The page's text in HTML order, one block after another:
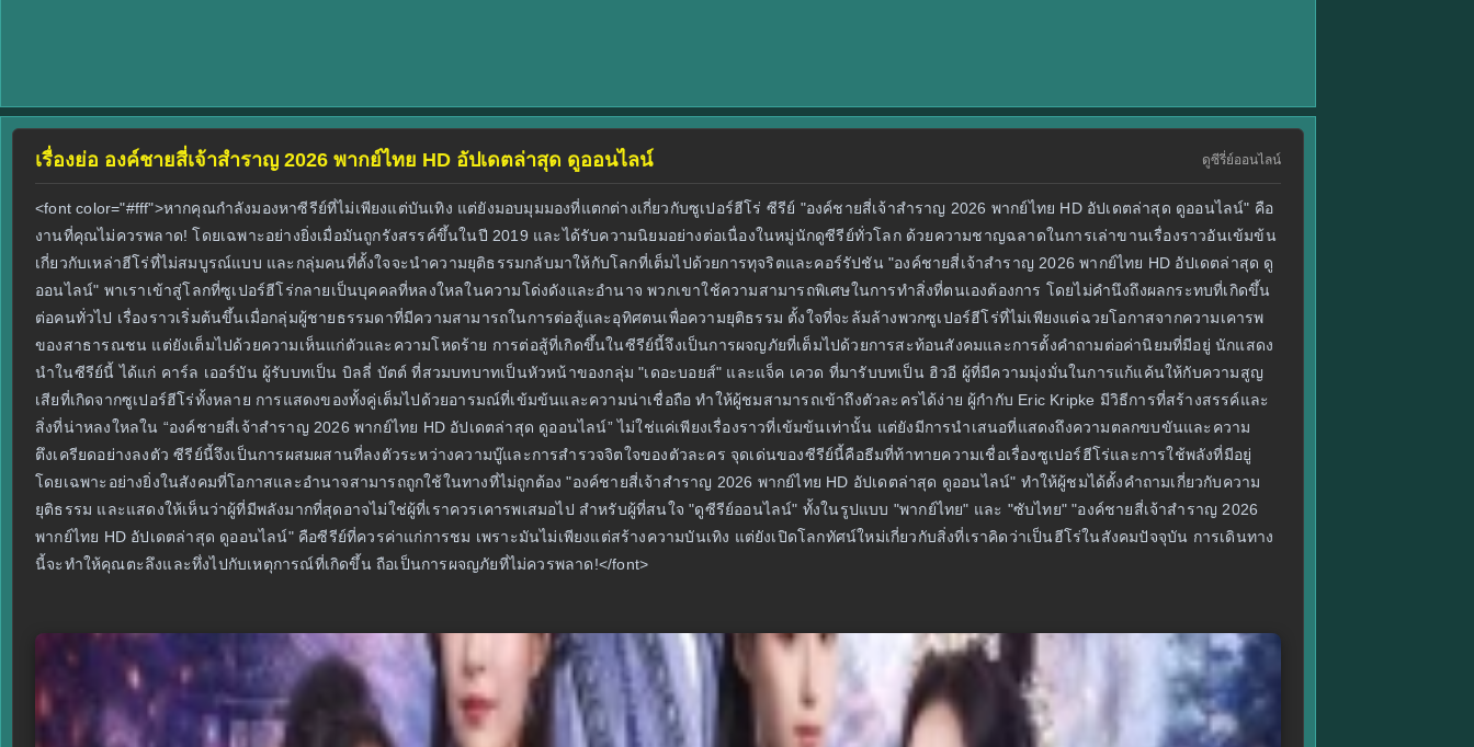
เรื่องย่อ องค์ชายสี่เจ้าสำราญ 2026 พากย์ไทย HD อัปเดตล่าสุด ดูออนไลน์ ดูซีรี่ย์ออนไลน์
<font color="#fff">หากคุณกำลังมองหาซีรีย์ที่ไม่เพียงแต่บันเทิง แต่ยังมอบมุมมองที่แตกต่างเกี่ยวกับซูเปอร์ฮีโร่ ซีรีย์ "องค์ชายสี่เจ้าสำราญ 2026 พากย์ไทย HD อัปเดตล่าสุด ดูออนไลน์" คือ
งานที่คุณไม่ควรพลาด! โดยเฉพาะอย่างยิ่งเมื่อมันถูกรังสรรค์ขึ้นในปี 2019 และได้รับความนิยมอย่างต่อเนื่องในหมู่นักดูซีรีย์ทั่วโลก ด้วยความชาญฉลาดในการเล่าขานเรื่องราวอันเข้มข้น
เกี่ยวกับเหล่าฮีโร่ที่ไม่สมบูรณ์แบบ และกลุ่มคนที่ตั้งใจจะนำความยุติธรรมกลับมาให้กับโลกที่เต็มไปด้วยการทุจริตและคอร์รัปชัน "องค์ชายสี่เจ้าสำราญ 2026 พากย์ไทย HD อัปเดตล่าสุด ดู
ออนไลน์" พาเราเข้าสู่โลกที่ซูเปอร์ฮีโร่กลายเป็นบุคคลที่หลงใหลในความโด่งดังและอำนาจ พวกเขาใช้ความสามารถพิเศษในการทำสิ่งที่ตนเองต้องการ โดยไม่คำนึงถึงผลกระทบที่เกิดขึ้น
ต่อคนทั่วไป เรื่องราวเริ่มต้นขึ้นเมื่อกลุ่มผู้ชายธรรมดาที่มีความสามารถในการต่อสู้และอุทิศตนเพื่อความยุติธรรม ตั้งใจที่จะล้มล้างพวกซูเปอร์ฮีโร่ที่ไม่เพียงแต่ฉวยโอกาสจากความเคารพ
ของสาธารณชน แต่ยังเต็มไปด้วยความเห็นแก่ตัวและความโหดร้าย การต่อสู้ที่เกิดขึ้นในซีรีย์นี้จึงเป็นการผจญภัยที่เต็มไปด้วยการสะท้อนสังคมและการตั้งคำถามต่อค่านิยมที่มีอยู่ นักแสดง
นำในซีรีย์นี้ ได้แก่ คาร์ล เออร์บัน ผู้รับบทเป็น บิลลี่ บัตต์ ที่สวมบทบาทเป็นหัวหน้าของกลุ่ม "เดอะบอยส์" และแจ็ค เควด ที่มารับบทเป็น ฮิวอี ผู้ที่มีความมุ่งมั่นในการแก้แค้นให้กับความสูญ
เสียที่เกิดจากซูเปอร์ฮีโร่ทั้งหลาย การแสดงของทั้งคู่เต็มไปด้วยอารมณ์ที่เข้มข้นและความน่าเชื่อถือ ทำให้ผู้ชมสามารถเข้าถึงตัวละครได้ง่าย ผู้กำกับ Eric Kripke มีวิธีการที่สร้างสรรค์และ
สิ่งที่น่าหลงใหลใน “องค์ชายสี่เจ้าสำราญ 2026 พากย์ไทย HD อัปเดตล่าสุด ดูออนไลน์” ไม่ใช่แค่เพียงเรื่องราวที่เข้มข้นเท่านั้น แต่ยังมีการนำเสนอที่แสดงถึงความตลกขบขันและความ
ตึงเครียดอย่างลงตัว ซีรีย์นี้จึงเป็นการผสมผสานที่ลงตัวระหว่างความบู๊และการสำรวจจิตใจของตัวละคร จุดเด่นของซีรีย์นี้คือธีมที่ท้าทายความเชื่อเรื่องซูเปอร์ฮีโร่และการใช้พลังที่มีอยู่
โดยเฉพาะอย่างยิ่งในสังคมที่โอกาสและอำนาจสามารถถูกใช้ในทางที่ไม่ถูกต้อง "องค์ชายสี่เจ้าสำราญ 2026 พากย์ไทย HD อัปเดตล่าสุด ดูออนไลน์" ทำให้ผู้ชมได้ตั้งคำถามเกี่ยวกับความ
ยุติธรรม และแสดงให้เห็นว่าผู้ที่มีพลังมากที่สุดอาจไม่ใช่ผู้ที่เราควรเคารพเสมอไป สำหรับผู้ที่สนใจ "ดูซีรีย์ออนไลน์" ทั้งในรูปแบบ "พากย์ไทย" และ "ซับไทย" "องค์ชายสี่เจ้าสำราญ 2026
พากย์ไทย HD อัปเดตล่าสุด ดูออนไลน์" คือซีรีย์ที่ควรค่าแก่การชม เพราะมันไม่เพียงแต่สร้างความบันเทิง แต่ยังเปิดโลกทัศน์ใหม่เกี่ยวกับสิ่งที่เราคิดว่าเป็นฮีโร่ในสังคมปัจจุบัน การเดินทาง
นี้จะทำให้คุณตะลึงและทึ่งไปกับเหตุการณ์ที่เกิดขึ้น ถือเป็นการผจญภัยที่ไม่ควรพลาด!</font>